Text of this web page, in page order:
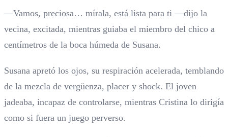
—Vamos, preciosa… mírala, está lista para ti —dijo la
vecina, excitada, mientras guiaba el miembro del chico a
centímetros de la boca húmeda de Susana.
Susana apretó los ojos, su respiración acelerada, temblando
de la mezcla de vergüenza, placer y shock. El joven
jadeaba, incapaz de controlarse, mientras Cristina lo dirigía
como si fuera un juego perverso.